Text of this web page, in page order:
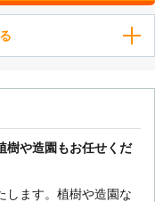
樹や造園もお任せくだ
します。植樹や造園な